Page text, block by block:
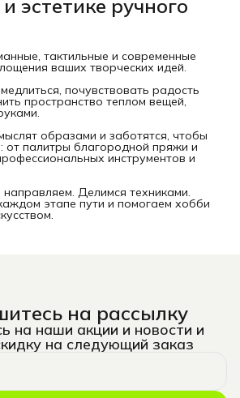
эстетике ручного
тактильные и современные
ваших творческих идей.
почувствовать радость
пространство теплом вещей,
образами и заботятся, чтобы
от палитры благородной пряжи и
инструментов и
Делимся техниками.
этапе пути и помогаем хобби
на рассылку
на наши акции и новости и
на следующий заказ